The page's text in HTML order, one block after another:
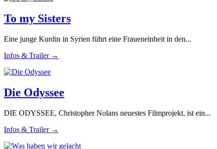
To my Sisters
Eine junge Kurdin in Syrien führt eine Fraueneinheit in den...
Infos & Trailer →
Die Odyssee
DIE ODYSSEE, Christopher Nolans neuestes Filmprojekt, ist ein...
Infos & Trailer →